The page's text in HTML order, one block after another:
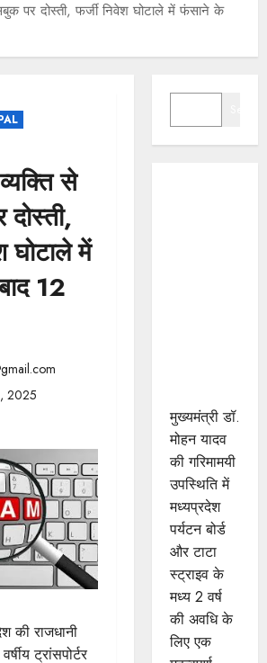
पर दोस्ती, फर्जी निवेश घोटाले में फंसाने के
से
घोटाले में
12
2025
की राजधानी
ट्रांसपोर्टर
मुख्यमंत्री डॉ.
मोहन यादव
की गरिमामयी
उपस्थिति में
मध्यप्रदेश
पर्यटन बोर्ड
और टाटा
स्ट्राइव के
मध्य 2 वर्ष
की अवधि के
लिए एक